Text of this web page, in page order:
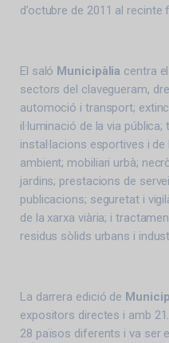
d’octubre de 2011 al recinte
El saló Municipàlia centra
sectors del clavegueram,
automoció i transport;
il·luminació de la via
instal·lacions esportives i
ambient; mobiliari urbà;
jardins; prestacions de
publicacions; seguretat i
de la xarxa viària; i
residus sòlids urbans i
La darrera edició de
expositors directes i amb
28 països diferents i va ser